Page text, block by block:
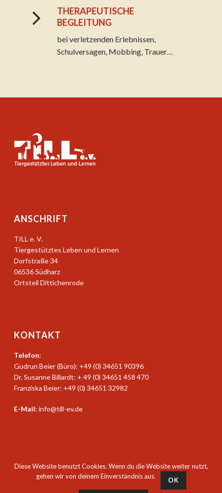
THERAPEUTISCHE
BEGLEITUNG
bei verletzenden Erlebnissen,
Schulversagen, Mobbing, Trauer…
ANSCHRIFT
TILL e. V.
Tiergestütztes Leben und Lernen
Dorfstraße 34
06536 Südharz
Ortsteil Dittichenrode
KONTAKT
Telefon:
Gudrun Beier (Büro): +49 (0) 34651 90396
Dr. Susanne Billardt: + 49 (0) 34651 458 470
Franziska Beier: +49 (0) 34651 32982
E-Mail:info@till-ev.de
Diese Website benutzt Cookies. Wenn du die Website weiter nutzt,
gehen wir von deinem Einverständnis aus.
OK